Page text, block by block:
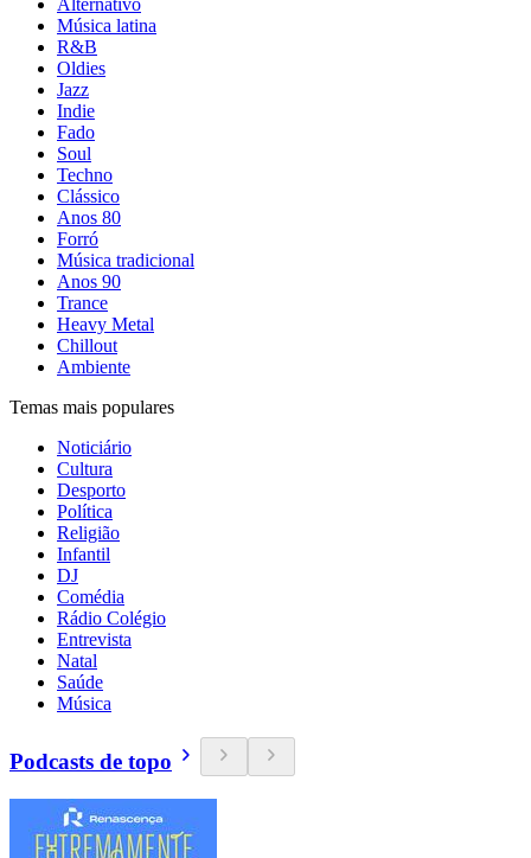
Alternativo
Música latina
R&B
Oldies
Jazz
Indie
Fado
Soul
Techno
Clássico
Anos 80
Forró
Música tradicional
Anos 90
Trance
Heavy Metal
Chillout
Ambiente
Temas mais populares
Noticiário
Cultura
Desporto
Política
Religião
Infantil
DJ
Comédia
Rádio Colégio
Entrevista
Natal
Saúde
Música
Podcasts de topo